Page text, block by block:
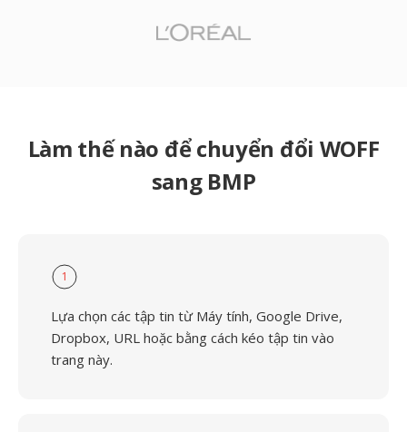
Làm thế nào để chuyển đổi WOFF
sang BMP
1
Lựa chọn các tập tin từ Máy tính, Google Drive,
Dropbox, URL hoặc bằng cách kéo tập tin vào
trang này.